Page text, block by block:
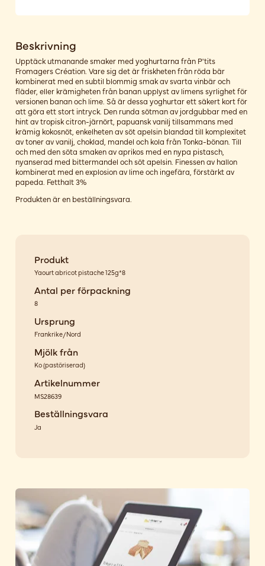
Beskrivning
Upptäck utmanande smaker med yoghurtarna från P'tits
Fromagers Création. Vare sig det är friskheten från röda bär
kombinerat med en subtil blommig smak av svarta vinbär och
fläder, eller krämigheten från banan upplyst av limens syrlighet för
versionen banan och lime. Så är dessa yoghurtar ett säkert kort för
att göra ett stort intryck. Den runda sötman av jordgubbar med en
hint av tropisk citron-järnört, papuansk vanilj tillsammans med
krämig kokosnöt, enkelheten av söt apelsin blandad till komplexitet
av toner av vanilj, choklad, mandel och kola från Tonka-bönan. Till
och med den söta smaken av aprikos med en nypa pistasch,
nyanserad med bittermandel och söt apelsin. Finessen av hallon
kombinerat med en explosion av lime och ingefära, förstärkt av
papeda. Fetthalt 3%
Produkten är en beställningsvara.
Produkt
Yaourt abricot pistache 125g*8
Antal per förpackning
8
Ursprung
Frankrike/Nord
Mjölk från
Ko(pastöriserad)
Artikelnummer
MS28639
Beställningsvara
Ja